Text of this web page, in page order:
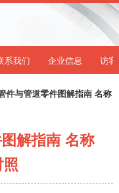
系我们 企业信息 访客
件与管道零件图解指南 名称
解指南 名称
照